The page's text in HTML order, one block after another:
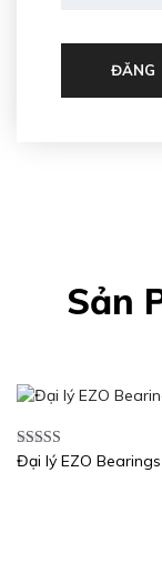
ĐĂNG
Sản
Được xếp
Đại lý EZO